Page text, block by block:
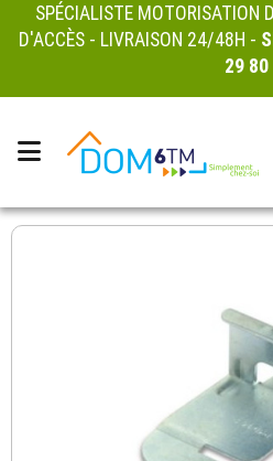
SPÉCIALISTE MOTORISATION
D'ACCÈS - LIVRAISON 24/48H -
29 80